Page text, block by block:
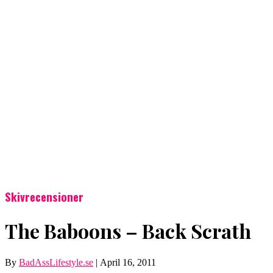
Skivrecensioner
The Baboons – Back Scrath
By BadAssLifestyle.se | April 16, 2011